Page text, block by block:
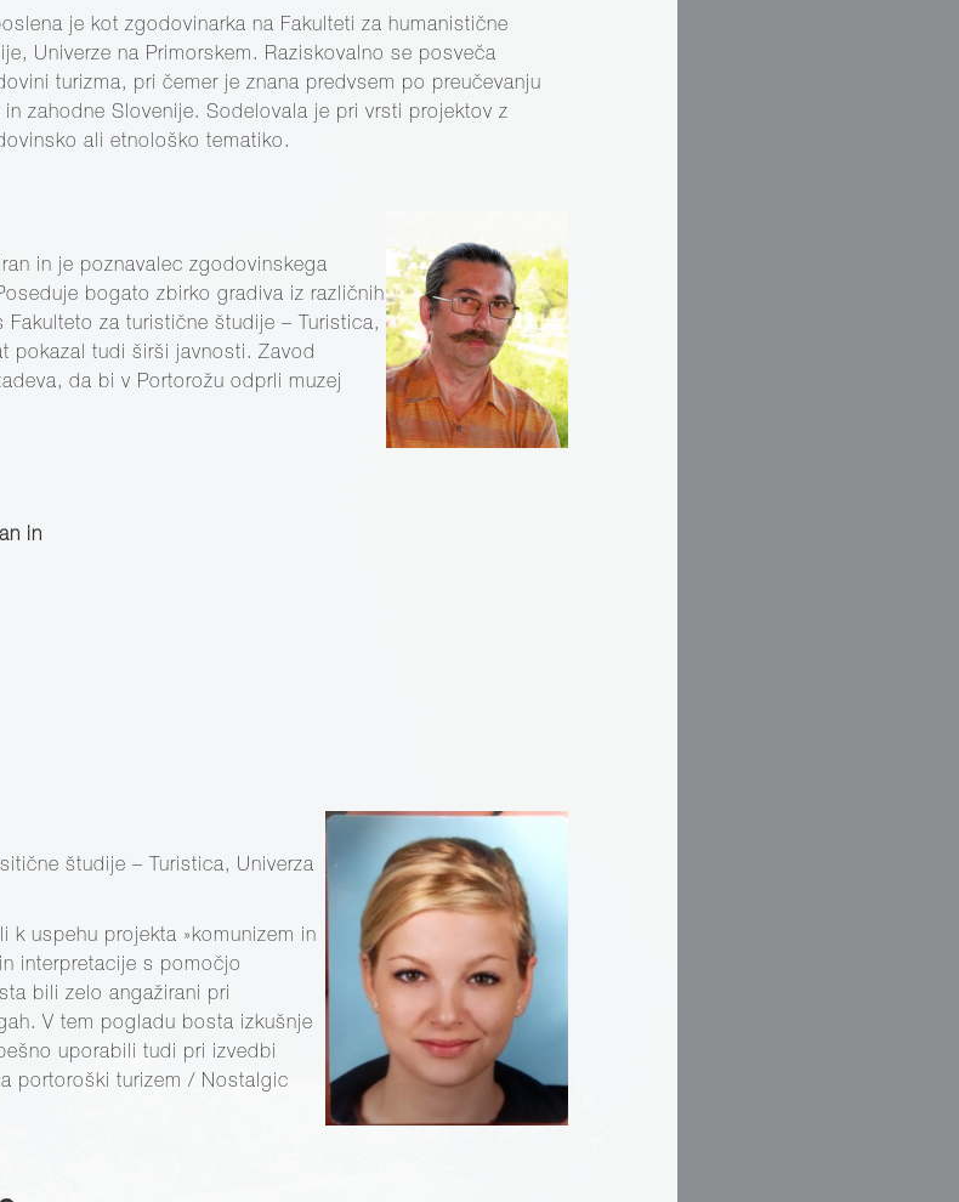
je kot zgodovinarka na Fakulteti za humanistične
Univerze na Primorskem. Raziskovalno se posveča
turizma, pri čemer je znana predvsem po preučevanju
in zahodne Slovenije. Sodelovala je pri vrsti projektov z
ali etnološko tematiko.
in je poznavalec zgodovinskega
bogato zbirko gradiva iz različnih
za turistične študije – Turistica,
pokazal tudi širši javnosti. Zavod
da bi v Portorožu odprli muzej
in
študije – Turistica, Univerza
k uspehu projekta »komunizem in
interpretacije s pomočjo
bili zelo angažirani pri
V tem pogladu bosta izkušnje
uporabili tudi pri izvedbi
portoroški turizem / Nostalgic